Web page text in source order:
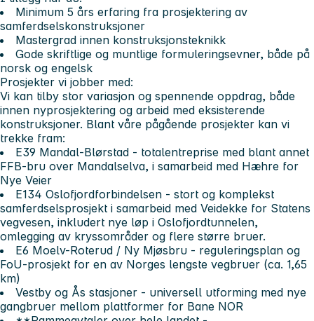
Minimum 5 års erfaring fra prosjektering av
samferdselskonstruksjoner
Mastergrad innen konstruksjonsteknikk
Gode skriftlige og muntlige formuleringsevner, både på
norsk og engelsk
Prosjekter vi jobber med:
Vi kan tilby stor variasjon og spennende oppdrag, både
innen nyprosjektering og arbeid med eksisterende
konstruksjoner. Blant våre pågående prosjekter kan vi
trekke fram:
E39 Mandal-Blørstad - totalentreprise med blant annet
FFB-bru over Mandalselva, i samarbeid med Hæhre for
Nye Veier
E134 Oslofjordforbindelsen - stort og komplekst
samferdselsprosjekt i samarbeid med Veidekke for Statens
vegvesen, inkludert nye løp i Oslofjordtunnelen,
omlegging av kryssområder og flere større bruer.
E6 Moelv-Roterud / Ny Mjøsbru - reguleringsplan og
FoU-prosjekt for en av Norges lengste vegbruer (ca. 1,65
km)
Vestby og Ås stasjoner - universell utforming med nye
gangbruer mellom plattformer for Bane NOR